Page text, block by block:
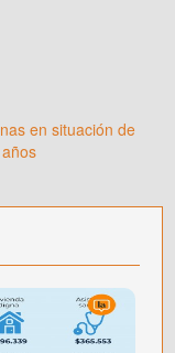
en situación de